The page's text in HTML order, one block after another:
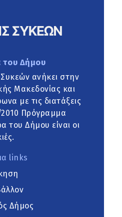
του Δήμου
ανήκει στην
Μακεδονίας και
με τις διατάξεις
Πρόγραμμα
του Δήμου είναι οι
links
Δήμος